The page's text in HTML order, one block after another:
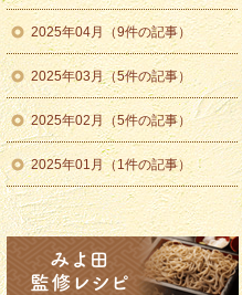
2025年04月（9件の記事）
2025年03月（5件の記事）
2025年02月（5件の記事）
2025年01月（1件の記事）